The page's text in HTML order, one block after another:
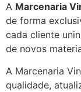
A Marcenaria
de forma
cada cliente
de novos
A Marcenaria
qualidade,